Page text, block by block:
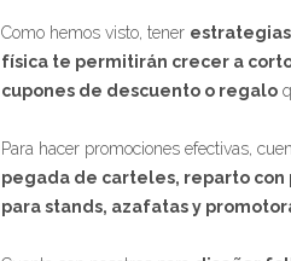
Como hemos visto, tener
física te permitirán crecer a
cupones de descuento o regalo
Para hacer promociones efectivas,
pegada de carteles, reparto con
para stands, azafatas y